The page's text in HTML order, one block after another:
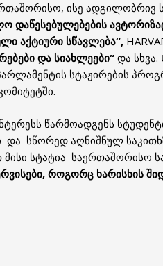
ისე ადგილობრივ
დაწესებულებების
აქტიური სწავლება“,
და სიახლეები“ და
სტაჟირების
წარმოადგენს
და სწორედ აღნიშნულ
სტატია საერთაშორისო
როგორც ხარისხის